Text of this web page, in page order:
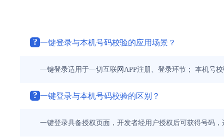
? 一键登录与本机号码校验的应用场景？
一键登录适用于一切互联网APP注册、登录环节； 本机号
? 一键登录与本机号码校验的区别？
一键登录具备授权页面，开发者经用户授权后可获得号码